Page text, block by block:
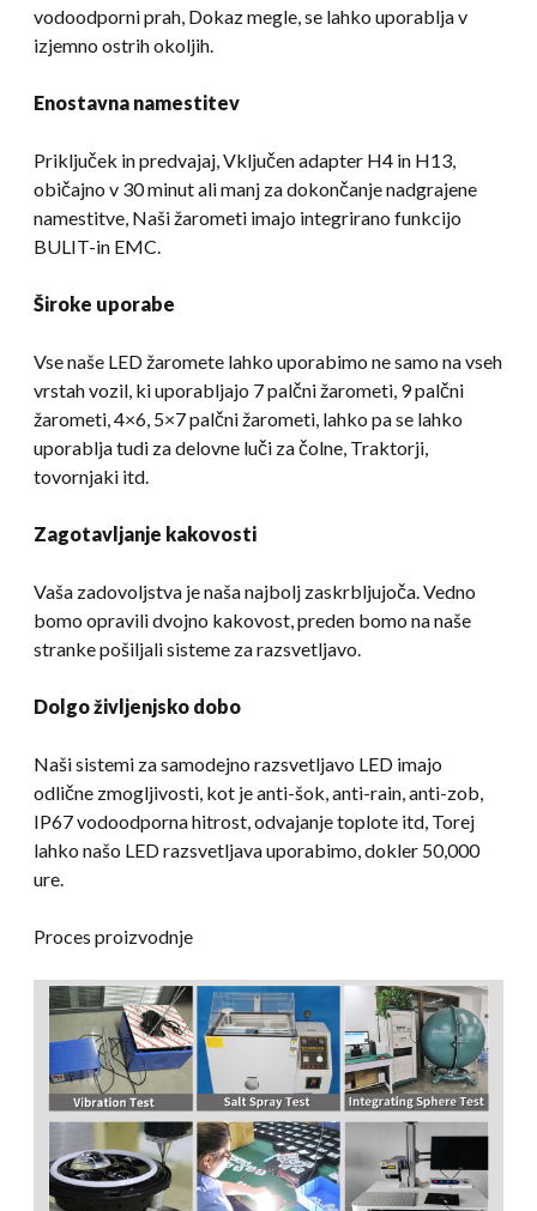
vodoodporni prah, Dokaz megle, se lahko uporablja v
izjemno ostrih okoljih.
Enostavna namestitev
Priključek in predvajaj, Vključen adapter H4 in H13,
običajno v 30 minut ali manj za dokončanje nadgrajene
namestitve, Naši žarometi imajo integrirano funkcijo
BULIT-in EMC.
Široke uporabe
Vse naše LED žaromete lahko uporabimo ne samo na vseh
vrstah vozil, ki uporabljajo 7 palčni žarometi, 9 palčni
žarometi, 4×6, 5×7 palčni žarometi, lahko pa se lahko
uporablja tudi za delovne luči za čolne, Traktorji,
tovornjaki itd.
Zagotavljanje kakovosti
Vaša zadovoljstva je naša najbolj zaskrbljujoča. Vedno
bomo opravili dvojno kakovost, preden bomo na naše
stranke pošiljali sisteme za razsvetljavo.
Dolgo življenjsko dobo
Naši sistemi za samodejno razsvetljavo LED imajo
odlične zmogljivosti, kot je anti-šok, anti-rain, anti-zob,
IP67 vodoodporna hitrost, odvajanje toplote itd, Torej
lahko našo LED razsvetljava uporabimo, dokler 50,000
ure.
Proces proizvodnje